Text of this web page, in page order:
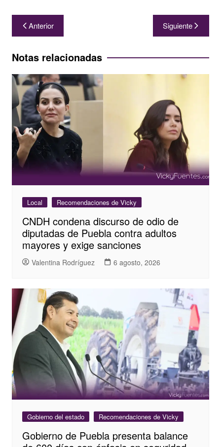
Navegación
de
entradas
Anterior Siguiente
Notas relacionadas
Local Recomendaciones de Vicky
CNDH condena discurso de odio de
diputadas de Puebla contra adultos
mayores y exige sanciones
Valentina Rodríguez 6 agosto, 2026
Gobierno del estado Recomendaciones de Vicky
Gobierno de Puebla presenta balance